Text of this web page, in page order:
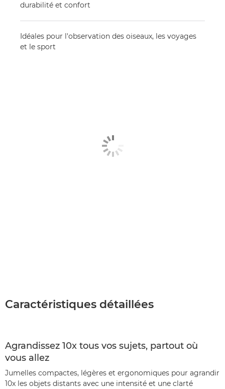
durabilité et confort
Idéales pour l'observation des oiseaux, les voyages
et le sport
Caractéristiques détaillées
Agrandissez 10x tous vos sujets, partout où
vous allez
Jumelles compactes, légères et ergonomiques pour agrandir
10x les objets distants avec une intensité et une clarté